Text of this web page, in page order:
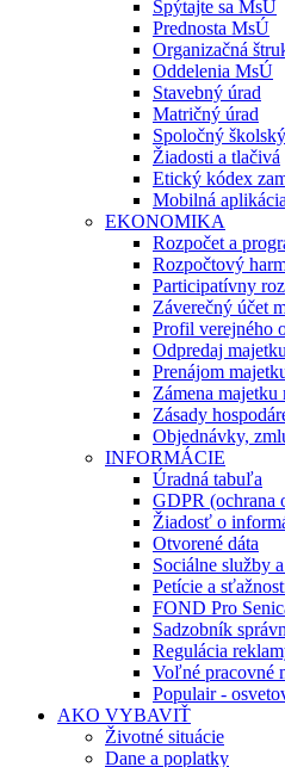
Spýtajte sa MsÚ
Prednosta MsÚ
Organizačná
Oddelenia MsÚ
Stavebný úrad
Matričný úrad
Spoločný
Žiadosti a tlačivá
Etický kódex
Mobilná
EKONOMIKA
Rozpočet a
Rozpočtový
Participatívny
Záverečný účet
Profil verejného
Odpredaj
Prenájom
Zámena majetku
Zásady
Objednávky,
INFORMÁCIE
Úradná tabuľa
GDPR (ochrana
Žiadosť o
Otvorené dáta
Sociálne služby
Petície a
FOND Pro
Sadzobník
Regulácia
Voľné pracovné
Populair -
AKO VYBAVIŤ
Životné situácie
Dane a poplatky